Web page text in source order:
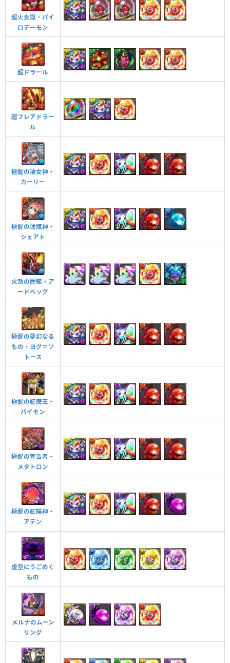
超火炎獄・パイ
ロデーモン
超ドラール
超フレアドラー
ル
極醒の凄女神・
カーリー
極醒の湧瓶神・
シェアト
火熟の歴龍・ア
ードベッグ
極醒の夢幻なる
もの・ヨグ＝ソ
トース
極醒の紅魔王・
パイモン
極醒の宣告者・
メタトロン
極醒の紅陽神・
アテン
虚空にうごめく
もの
メルナのムーン
リング